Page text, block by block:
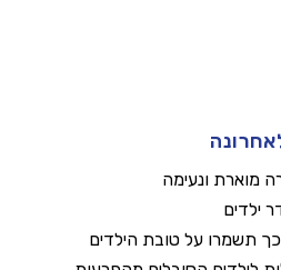
מוארת ונעימה
ילדים
כך תשמרו על טובת הילדים